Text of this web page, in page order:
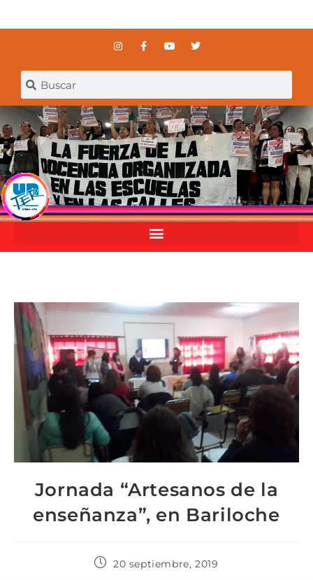
Jornada “Artesanos de la
enseñanza”, en Bariloche
20 septiembre, 2019